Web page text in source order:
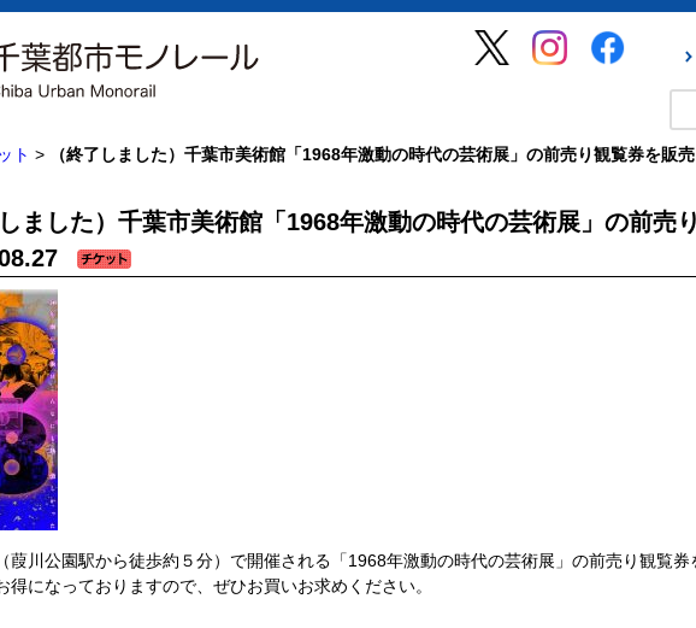
ト > （終了しました）千葉市美術館「1968年激動の時代の芸術展」の前売り観覧券を販売
しました）千葉市美術館「1968年激動の時代の芸術展」の前売
葭川公園駅から徒歩約５分）で開催される「1968年激動の時代の芸術展」の前売り観覧券
得になっておりますので、ぜひお買いお求めください。